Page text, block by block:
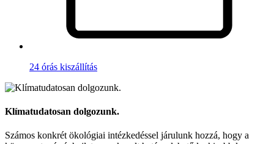
24 órás kiszállítás
Klímatudatosan dolgozunk.
Számos konkrét ökológiai intézkedéssel járulunk hozzá, hogy a